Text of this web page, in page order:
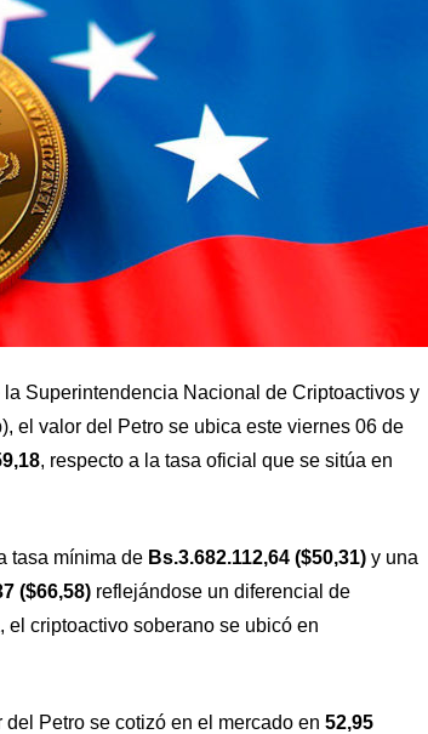
Superintendencia Nacional de Criptoactivos y
el valor del Petro se ubica este viernes 06 de
, respecto a la tasa oficial que se sitúa en
tasa mínima de Bs.3.682.112,64 ($50,31)y una
($66,58)reflejándose un diferencial de
el criptoactivo soberano se ubicó en
Petro se cotizó en el mercado en 52,95